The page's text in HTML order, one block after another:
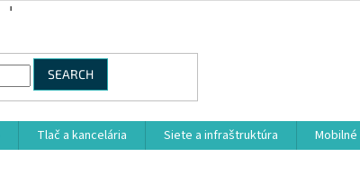
SEARCH
Tlač a kancelária Siete a infraštruktúra